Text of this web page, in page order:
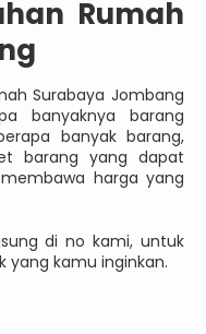
Rumah
Surabaya Jombang
banyaknya barang
banyak barang,
barang yang dapat
harga yang
di no kami, untuk
yang kamu inginkan.